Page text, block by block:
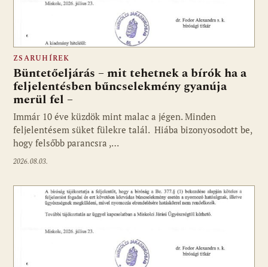
ZSARUHÍREK
Büntetőeljárás – mit tehetnek a bírók ha a
feljelentésben bűncselekmény gyanúja
merül fel –
Immár 10 éve küzdök mint malac a jégen. Minden
feljelentésem süket fülekre talál. Hiába bizonyosodott be,
hogy felsőbb parancsra ,…
2026.08.03.